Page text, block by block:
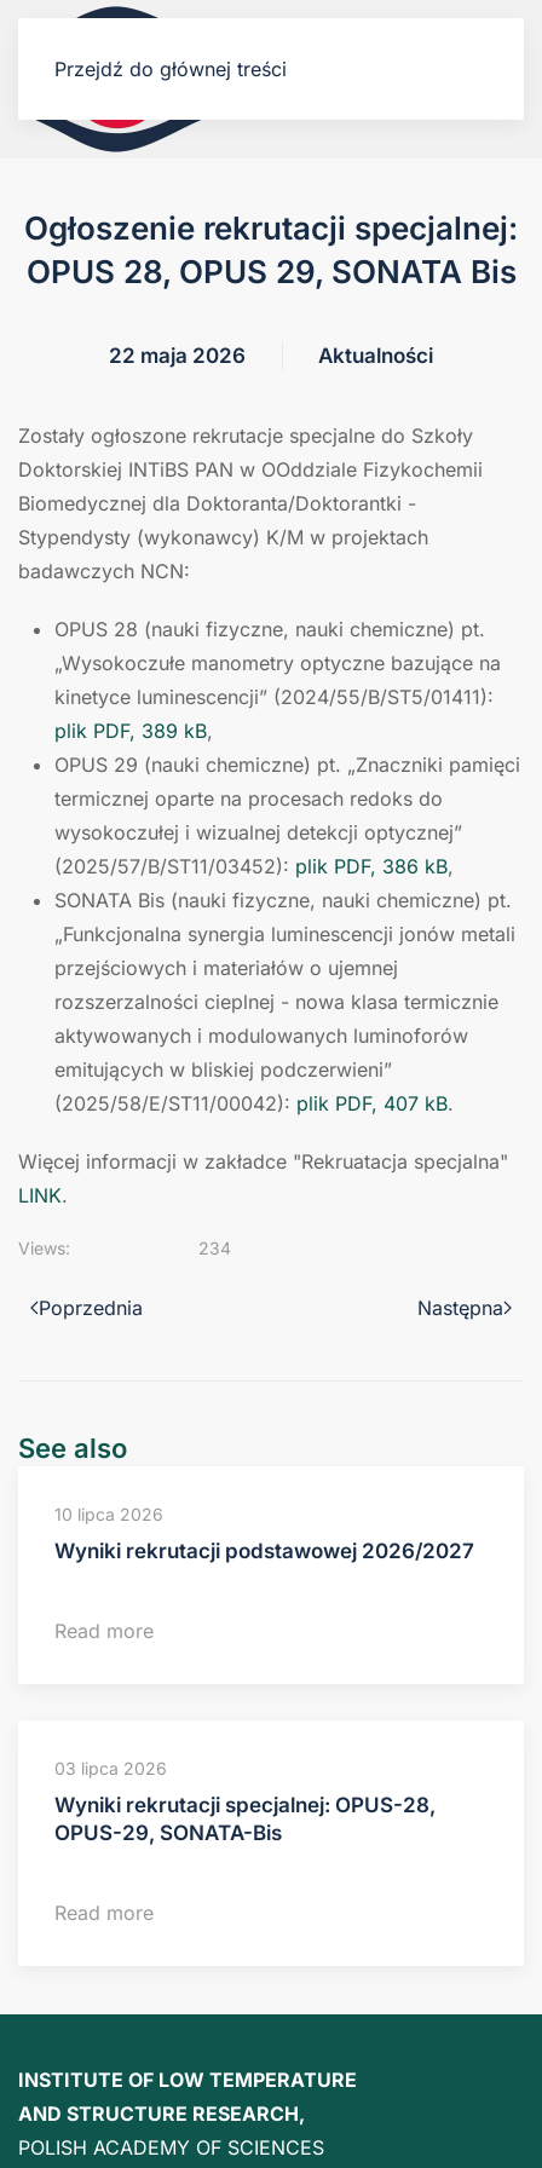
Przejdź do głównej treści
Ogłoszenie rekrutacji specjalnej:
OPUS 28, OPUS 29, SONATA Bis
22 maja 2026 Aktualności
Zostały ogłoszone rekrutacje specjalne do Szkoły
Doktorskiej INTiBS PAN w OOddziale Fizykochemii
Biomedycznej dla Doktoranta/Doktorantki -
Stypendysty (wykonawcy) K/M w projektach
badawczych NCN:
OPUS 28 (nauki fizyczne, nauki chemiczne) pt.
„Wysokoczułe manometry optyczne bazujące na
kinetyce luminescencji” (2024/55/B/ST5/01411):
plik PDF, 389 kB,
OPUS 29 (nauki chemiczne) pt. „Znaczniki pamięci
termicznej oparte na procesach redoks do
wysokoczułej i wizualnej detekcji optycznej”
(2025/57/B/ST11/03452): plik PDF, 386 kB,
SONATA Bis (nauki fizyczne, nauki chemiczne) pt.
„Funkcjonalna synergia luminescencji jonów metali
przejściowych i materiałów o ujemnej
rozszerzalności cieplnej - nowa klasa termicznie
aktywowanych i modulowanych luminoforów
emitujących w bliskiej podczerwieni”
(2025/58/E/ST11/00042): plik PDF, 407 kB.
Więcej informacji w zakładce "Rekruatacja specjalna"
LINK.
Views: 234
Poprzednia Następna
See also
10 lipca 2026
Wyniki rekrutacji podstawowej 2026/2027
Read more
03 lipca 2026
Wyniki rekrutacji specjalnej: OPUS-28,
OPUS-29, SONATA-Bis
Read more
INSTITUTE OF LOW TEMPERATURE
AND STRUCTURE RESEARCH,
POLISH ACADEMY OF SCIENCES